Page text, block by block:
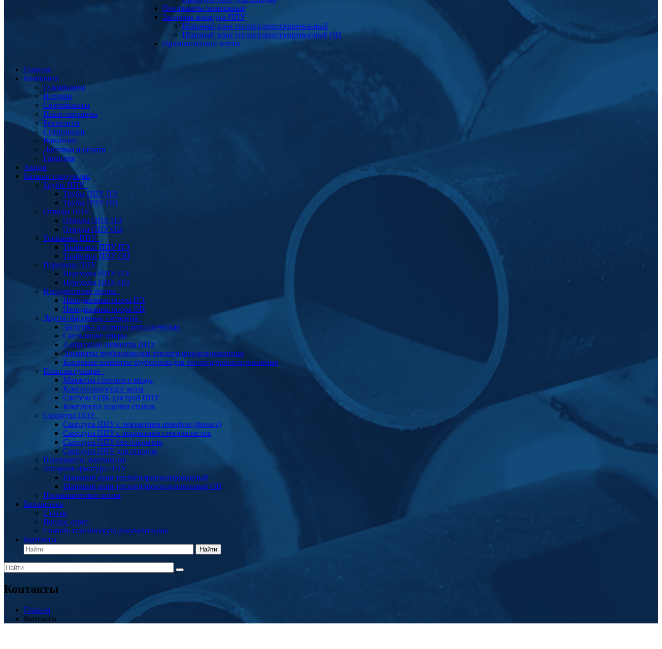
Пенопакеты монтажные
Запорная арматура ППУ
Шаровый кран теплогидроизолированный
Шаровый кран теплогидроизолированный ОЦ
Промышленные котлы
Главная
Компания
О компании
История
Сертификаты
Наши партнеры
Реквизиты
Сотрудники
Вакансии
Доставка и оплата
Гарантия
Акции
Каталог продукции
Трубы ППУ
Трубы ППУ ПЭ
Трубы ППУ ОЦ
Отводы ППУ
Отводы ППУ ПЭ
Отводы ППУ ОЦ
Тройники ППУ
Тройники ППУ ПЭ
Тройники ППУ ОЦ
Переходы ППУ
Переходы ППУ ПЭ
Переходы ППУ ОЦ
Неподвижные опоры
Неподвижная опора ПЭ
Неподвижная опора ОЦ
Другие фасонные элементы
Заглушка изоляции металлическая
Скользящие опоры
Z-образные элементы ППУ
Элементы трубопроводов теплогидроизолированные
Концевые элементы трубопроводов теплогидроизолированные
Комплектующие
Манжеты стенового ввода
Компенсирующие маты
Система ОДК для труб ППУ
Комплекты заделки стыков
Скорлупа ППУ
Скорлупа ППУ с покрытием армофол (фольга)
Скорлупа ППУ с покрытием стеклопластик
Скорлупа ППУ без покрытия
Скорлупа ППУ для отводов
Пенопакеты монтажные
Запорная арматура ППУ
Шаровый кран теплогидроизолированный
Шаровый кран теплогидроизолированный ОЦ
Промышленные котлы
Библиотека
Статьи
Вопрос ответ
Скачать техническую документацию
Контакты
Найти
Контакты
Главная
Контакты